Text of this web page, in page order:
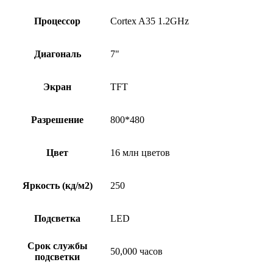
Процессор Cortex A35 1.2GHz
Диагональ 7"
Экран TFT
Разрешение 800*480
Цвет 16 млн цветов
Яркость (кд/м2) 250
Подсветка LED
Срок службы
подсветки
50,000 часов